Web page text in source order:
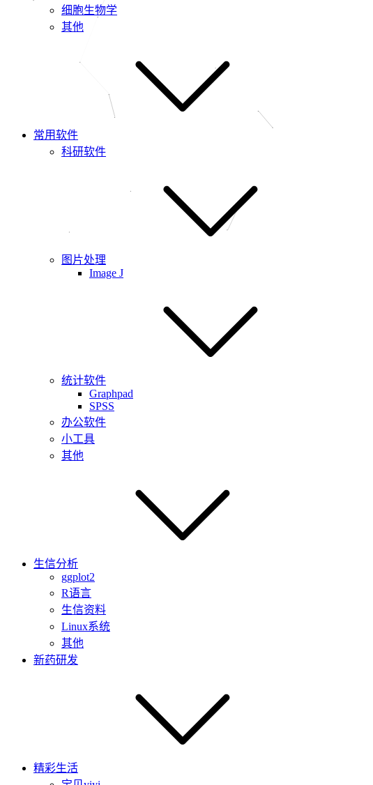
细胞生物学
其他
常用软件
科研软件
图片处理
Image J
统计软件
Graphpad
SPSS
办公软件
小工具
其他
生信分析
ggplot2
R语言
生信资料
Linux系统
其他
新药研发
精彩生活